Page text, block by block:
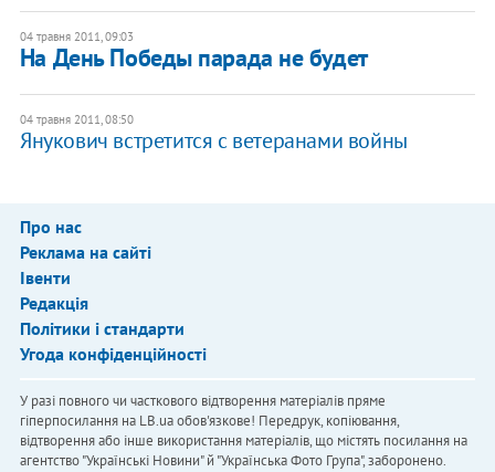
04 травня 2011, 09:03
​На День Победы парада не будет
04 травня 2011, 08:50
​Янукович встретится с ветеранами войны
Про нас
Реклама на сайті
Івенти
Редакція
Політики і стандарти
Угода конфіденційності
У разі повного чи часткового відтворення матеріалів пряме
гіперпосилання на LB.ua обов'язкове! Передрук, копіювання,
відтворення або інше використання матеріалів, що містять посилання на
агентство "Українськi Новини" й "Українська Фото Група", заборонено.